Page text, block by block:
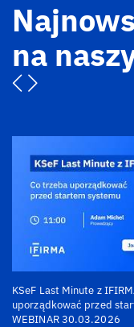
na
KSeF Last Minute z
uporządkować przed
WEBINAR 30.03.2026